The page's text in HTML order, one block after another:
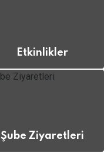
Etkinlikler
Şube Ziyaretleri